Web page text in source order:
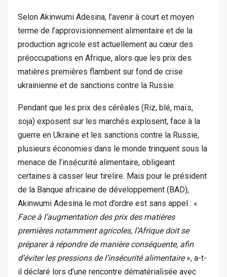
Selon Akinwumi Adesina, l’avenir à court et moyen
terme de l’approvisionnement alimentaire et de la
production agricole est actuellement au cœur des
préoccupations en Afrique, alors que les prix des
matières premières flambent sur fond de crise
ukrainienne et de sanctions contre la Russie.
Pendant que les prix des céréales (Riz, blé, maïs,
soja) exposent sur les marchés explosent, face à la
guerre en Ukraine et les sanctions contre la Russie,
plusieurs économies dans le monde trinquent sous la
menace de l’insécurité alimentaire, obligeant
certaines à casser leur tirelire. Mais pour le président
de la Banque africaine de développement (BAD),
Akinwumi Adesina le mot d’ordre est sans appel : «
Face à l’augmentation des prix des matières
premières notamment agricoles, l’Afrique doit se
préparer à répondre de manière conséquente, afin
d’éviter les pressions de l’insécurité alimentaire», a-t-
il déclaré lors d’une rencontre dématérialisée avec